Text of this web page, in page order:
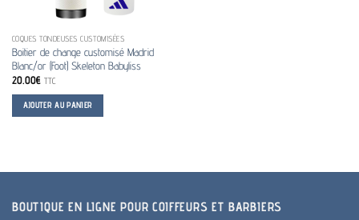
COQUES TONDEUSES CUSTOMISÉES
Boitier de change customisé Madrid
Blanc/or (Foot) Skeleton Babyliss
20.00€ TTC
AJOUTER AU PANIER
BOUTIQUE EN LIGNE POUR COIFFEURS ET BARBIERS